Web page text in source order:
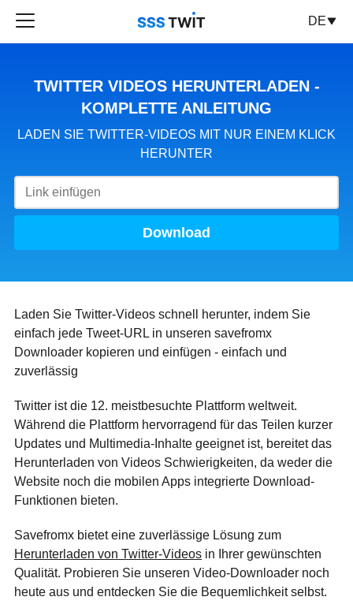
DE
TWITTER VIDEOS HERUNTERLADEN -
KOMPLETTE ANLEITUNG
LADEN SIE TWITTER-VIDEOS MIT NUR EINEM KLICK
HERUNTER
Download
Laden Sie Twitter-Videos schnell herunter, indem Sie
einfach jede Tweet-URL in unseren savefromx
Downloader kopieren und einfügen - einfach und
zuverlässig
Twitter ist die 12. meistbesuchte Plattform weltweit.
Während die Plattform hervorragend für das Teilen kurzer
Updates und Multimedia-Inhalte geeignet ist, bereitet das
Herunterladen von Videos Schwierigkeiten, da weder die
Website noch die mobilen Apps integrierte Download-
Funktionen bieten.
Savefromx bietet eine zuverlässige Lösung zum
Herunterladen von Twitter-Videos in Ihrer gewünschten
Qualität. Probieren Sie unseren Video-Downloader noch
heute aus und entdecken Sie die Bequemlichkeit selbst.